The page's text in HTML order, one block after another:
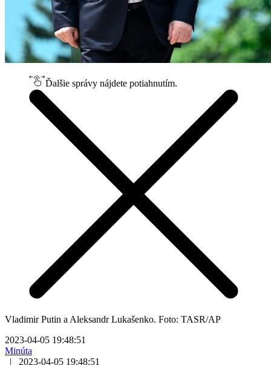
Ďalšie správy nájdete potiahnutím.
Vladimir Putin a Aleksandr Lukašenko. Foto: TASR/AP
2023-04-05 19:48:51
Minúta
|
2023-04-05 19:48:51